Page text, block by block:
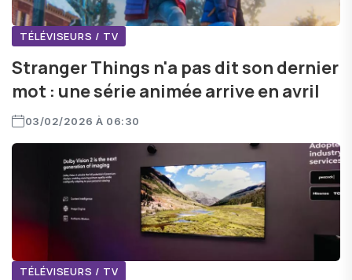
TÉLÉVISEURS / TV
Stranger Things n'a pas dit son dernier
mot : une série animée arrive en avril
03/02/2026 À 06:30
TÉLÉVISEURS / TV